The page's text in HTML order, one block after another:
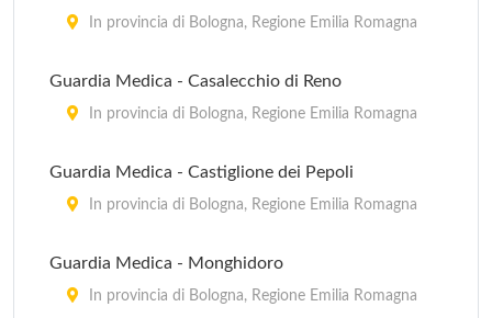
In provincia di Bologna, Regione Emilia Romagna
Guardia Medica - Casalecchio di Reno
In provincia di Bologna, Regione Emilia Romagna
Guardia Medica - Castiglione dei Pepoli
In provincia di Bologna, Regione Emilia Romagna
Guardia Medica - Monghidoro
In provincia di Bologna, Regione Emilia Romagna